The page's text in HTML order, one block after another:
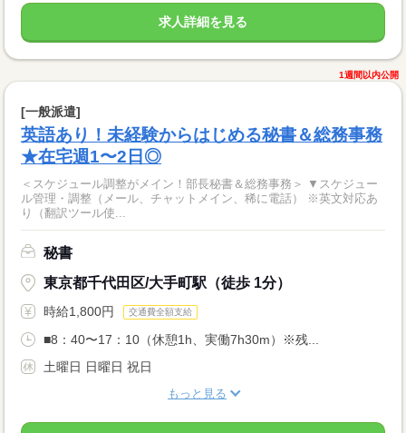
求人詳細を見る
1週間以内公開
[一般派遣]
英語あり！未経験からはじめる秘書＆総務事務
★在宅週1〜2日◎
＜スケジュール調整がメイン！部長秘書＆総務事務＞ ▼スケジュー
ル管理・調整（メール、チャットメイン、稀に電話） ※英文対応あ
り（翻訳ツール使...
秘書
東京都千代田区/大手町駅（徒歩 1分）
時給1,800円 交通費全額支給
■8：40〜17：10（休憩1h、実働7h30m）※残...
土曜日 日曜日 祝日
もっと見る